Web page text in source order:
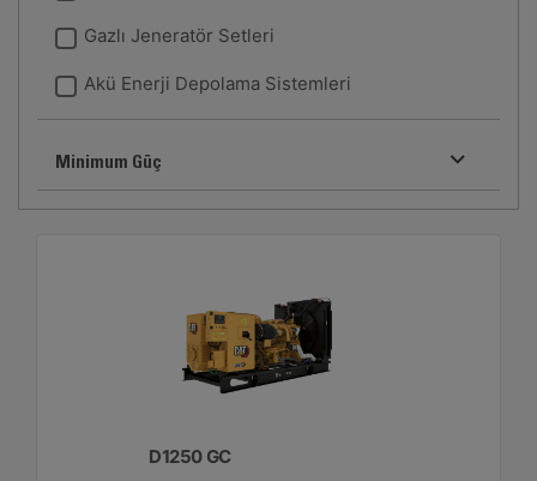
Gazlı Jeneratör Setleri
Akü Enerji Depolama Sistemleri
Minimum Güç
D1250 GC